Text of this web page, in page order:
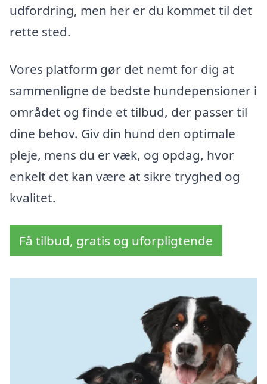
udfordring, men her er du kommet til det
rette sted.
Vores platform gør det nemt for dig at
sammenligne de bedste hundepensioner i
området og finde et tilbud, der passer til
dine behov. Giv din hund den optimale
pleje, mens du er væk, og opdag, hvor
enkelt det kan være at sikre tryghed og
kvalitet.
Få tilbud, gratis og uforpligtende